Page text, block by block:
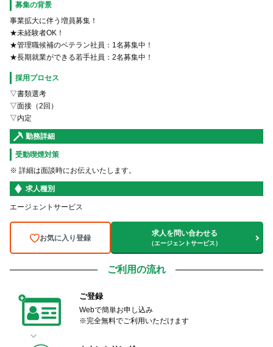
募集の背景
事業拡大に伴う増員募集！
★未経験者OK！
★管理職候補のベテラン社員：1名募集中！
★長期就業ができる若手社員：2名募集中！
採用プロセス
▽書類選考
▽面接（2回）
▽内定
勤務詳細
受動喫煙対策
※ 詳細は面談時にお伝えいたします。
求人種別
エージェントサービス
お気に入り登録
求人を問い合わせる
（エージェントサービス）
ご利用の流れ
ご登録
Webで簡単お申し込み
※完全無料でご利用いただけます